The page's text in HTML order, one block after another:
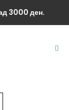
3000 ден.